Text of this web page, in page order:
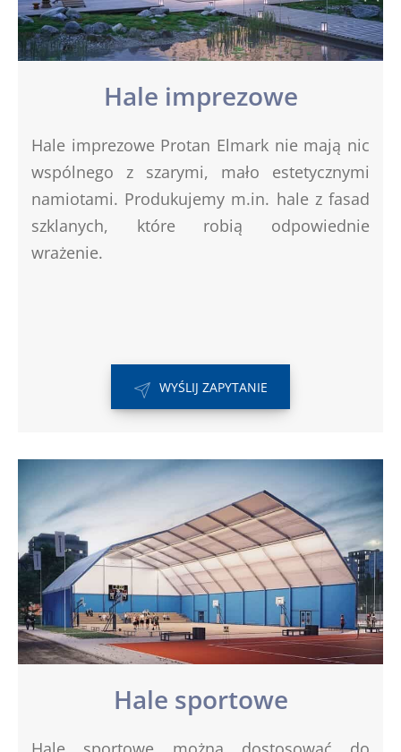
Hale imprezowe
Hale imprezowe Protan Elmark nie mają nic
wspólnego z szarymi, mało estetycznymi
namiotami. Produkujemy m.in. hale z fasad
szklanych, które robią odpowiednie
wrażenie.
WYŚLIJ ZAPYTANIE
Hale sportowe